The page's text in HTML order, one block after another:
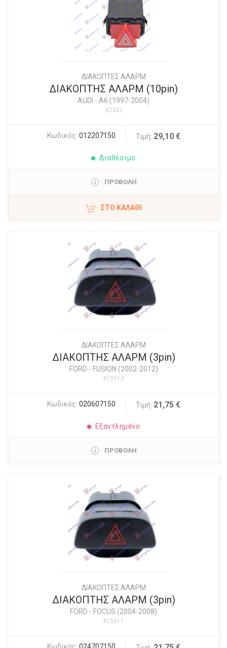
ΔΙΑΚΟΠΤΕΣ ΑΛΑΡΜ
ΔΙΑΚΟΠΤΗΣ ΑΛΑΡΜ (10pin)
AUDI - A6 (1997-2004)
#2303
Κωδικός: 012207150 Τιμή: 29,10 €
Διαθέσιμο
ΠΡΟΒΟΛΗ
ΣΤΟ ΚΑΛΆΘΙ
ΔΙΑΚΟΠΤΕΣ ΑΛΑΡΜ
ΔΙΑΚΟΠΤΗΣ ΑΛΑΡΜ (3pin)
FORD - FUSION (2002-2012)
#15910
Κωδικός: 020607150 Τιμή: 21,75 €
Εξαντλημένο
ΠΡΟΒΟΛΗ
ΔΙΑΚΟΠΤΕΣ ΑΛΑΡΜ
ΔΙΑΚΟΠΤΗΣ ΑΛΑΡΜ (3pin)
FORD - FOCUS (2004-2008)
#15911